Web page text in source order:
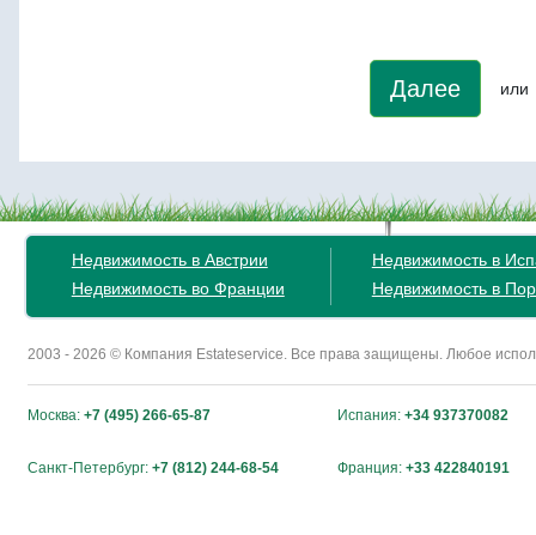
Далее или
Недвижимость в Австрии
Недвижимость во Франции
Недвижимость в
Недвижимость в
2003 - 2026 © Компания Estateservice. Все права защищены. Любое
Москва: +7 (495) 266-65-87 Испания: +34 937370082
Санкт-Петербург: +7 (812) 244-68-54 Франция: +33 422840191